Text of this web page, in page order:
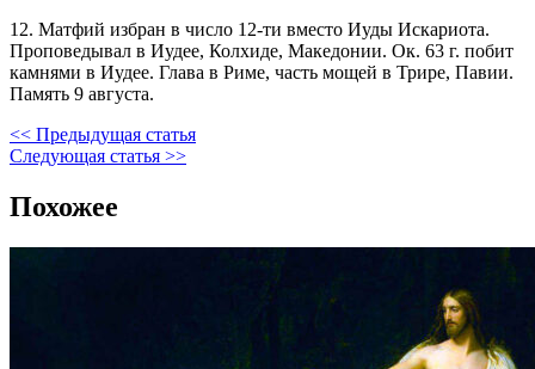
12. Матфий избран в число 12-ти вместо Иуды Искариота.
Проповедывал в Иудее, Колхиде, Македонии. Ок. 63 г. побит
камнями в Иудее. Глава в Риме, часть мощей в Трире, Павии.
Память 9 августа.
<< Предыдущая статья
Следующая статья >>
Похожее